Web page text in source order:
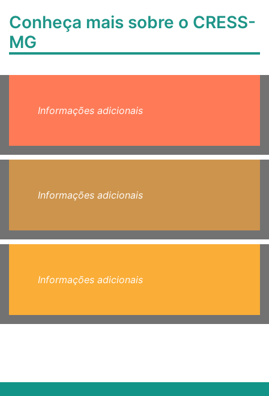
Conheça mais sobre o CRESS-
MG
Informações adicionais
Informações adicionais
Informações adicionais